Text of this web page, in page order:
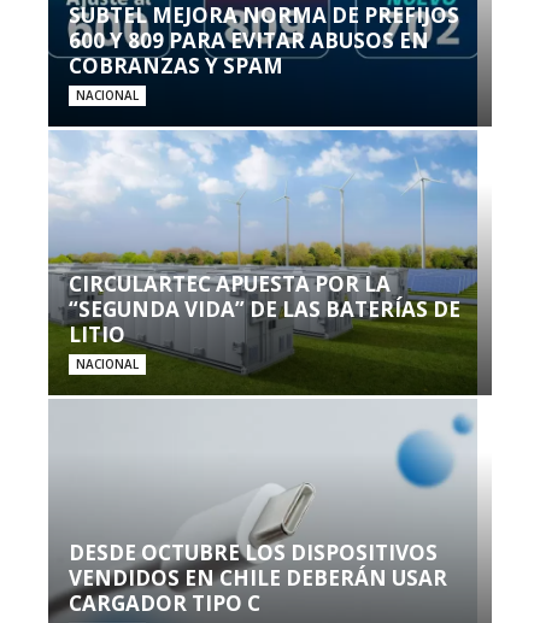
SUBTEL MEJORA NORMA DE PREFIJOS
600 Y 809 PARA EVITAR ABUSOS EN
COBRANZAS Y SPAM
NACIONAL
CIRCULARTEC APUESTA POR LA
“SEGUNDA VIDA” DE LAS BATERÍAS DE
LITIO
NACIONAL
DESDE OCTUBRE LOS DISPOSITIVOS
VENDIDOS EN CHILE DEBERÁN USAR
CARGADOR TIPO C